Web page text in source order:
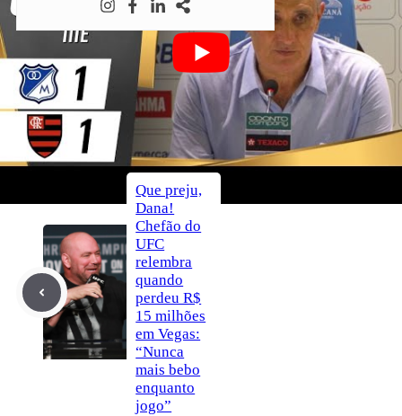
Compartilhar
no Facebook
Compartilhar
no X Enviarpelo Whatsapp
Autor Ederval Fernandes
Que preju,
Dana!
Chefão do
UFC
relembra
quando
perdeu R$
15 milhões
em Vegas:
“Nunca
mais bebo
enquanto
jogo”